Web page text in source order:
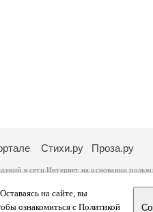
на сайте, вы
ознакомиться с Политикой
Стихи.ру Проза.ру
в сети Интернет на основании
с согласия его автора, к которому
законодательства Российской
подробнуюинформацию о портале